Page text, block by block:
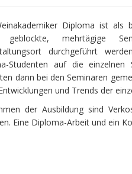
Diploma ist als
geblockte, mehrtägige
durchgeführt
Studenten auf die einzelnen
dann bei den Seminaren
und Trends der
der Ausbildung sind
Eine Diploma-Arbeit und ein